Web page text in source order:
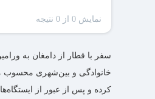
نمایش 0 از 0 نتیجه
سفر با قطار از دامغان به
کرده و پس از عبور از